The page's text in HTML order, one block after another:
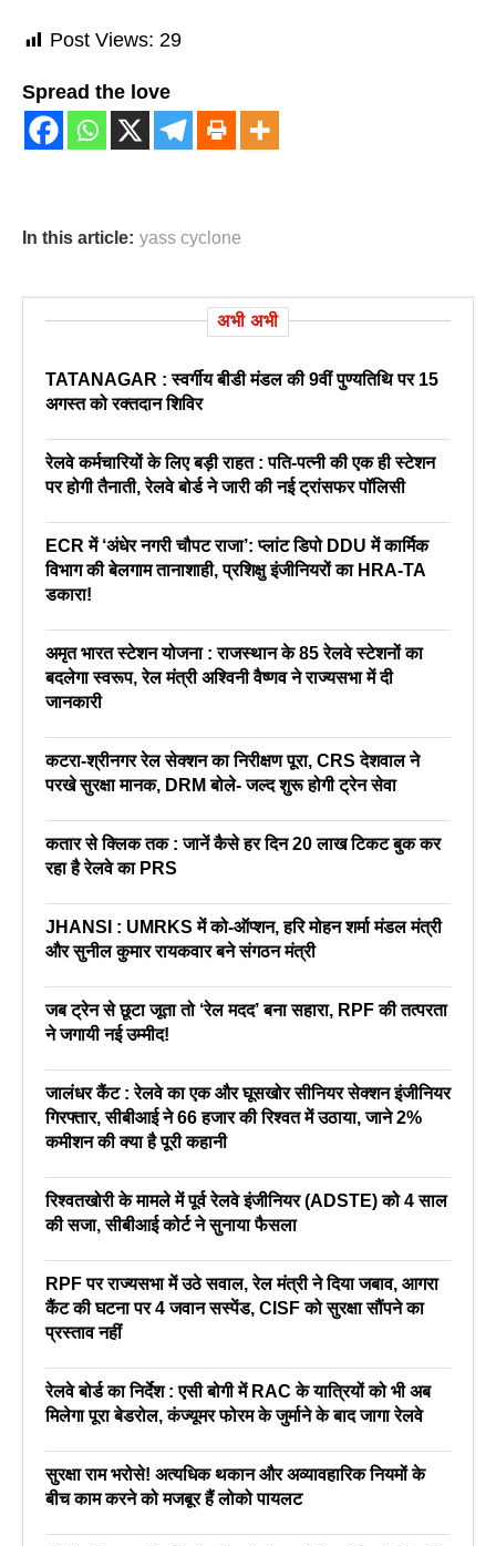
Post Views: 29
Spread the love
In this article: yass cyclone
अभी अभी
TATANAGAR : स्वर्गीय बीडी मंडल की 9वीं पुण्यतिथि पर 15
अगस्त को रक्तदान शिविर
रेलवे कर्मचारियों के लिए बड़ी राहत : पति-पत्नी की एक ही स्टेशन
पर होगी तैनाती, रेलवे बोर्ड ने जारी की नई ट्रांसफर पॉलिसी
ECR में ‘अंधेर नगरी चौपट राजा’: प्लांट डिपो DDU में कार्मिक
विभाग की बेलगाम तानाशाही, प्रशिक्षु इंजीनियरों का HRA-TA
डकारा!
अमृत भारत स्टेशन योजना : राजस्थान के 85 रेलवे स्टेशनों का
बदलेगा स्वरूप, रेल मंत्री अश्विनी वैष्णव ने राज्यसभा में दी
जानकारी
कटरा-श्रीनगर रेल सेक्शन का निरीक्षण पूरा, CRS देशवाल ने
परखे सुरक्षा मानक, DRM बोले- जल्द शुरू होगी ट्रेन सेवा
कतार से क्लिक तक : जानें कैसे हर दिन 20 लाख टिकट बुक कर
रहा है रेलवे का PRS
JHANSI : UMRKS में को-ऑप्शन, हरि मोहन शर्मा मंडल मंत्री
और सुनील कुमार रायकवार बने संगठन मंत्री
जब ट्रेन से छूटा जूता तो ‘रेल मदद’ बना सहारा, RPF की तत्परता
ने जगायी नई उम्मीद!
जालंधर कैंट : रेलवे का एक और घूसखोर सीनियर सेक्शन इंजीनियर
गिरफ्तार, सीबीआई ने 66 हजार की रिश्वत में उठाया, जाने 2%
कमीशन की क्या है पूरी कहानी
रिश्वतखोरी के मामले में पूर्व रेलवे इंजीनियर (ADSTE) को 4 साल
की सजा, सीबीआई कोर्ट ने सुनाया फैसला
RPF पर राज्यसभा में उठे सवाल, रेल मंत्री ने दिया जबाव, आगरा
कैंट की घटना पर 4 जवान सस्पेंड, CISF को सुरक्षा सौंपने का
प्रस्ताव नहीं
रेलवे बोर्ड का निर्देश : एसी बोगी में RAC के यात्रियों को भी अब
मिलेगा पूरा बेडरोल, कंज्यूमर फोरम के जुर्माने के बाद जागा रेलवे
सुरक्षा राम भरोसे! अत्यधिक थकान और अव्यावहारिक नियमों के
बीच काम करने को मजबूर हैं लोको पायलट